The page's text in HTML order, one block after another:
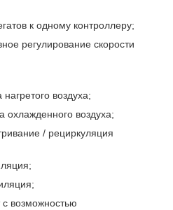
к одному контроллеру;
регулирование скорости
воздуха;
охлажденного воздуха;
/ рециркуляция
с возможностью